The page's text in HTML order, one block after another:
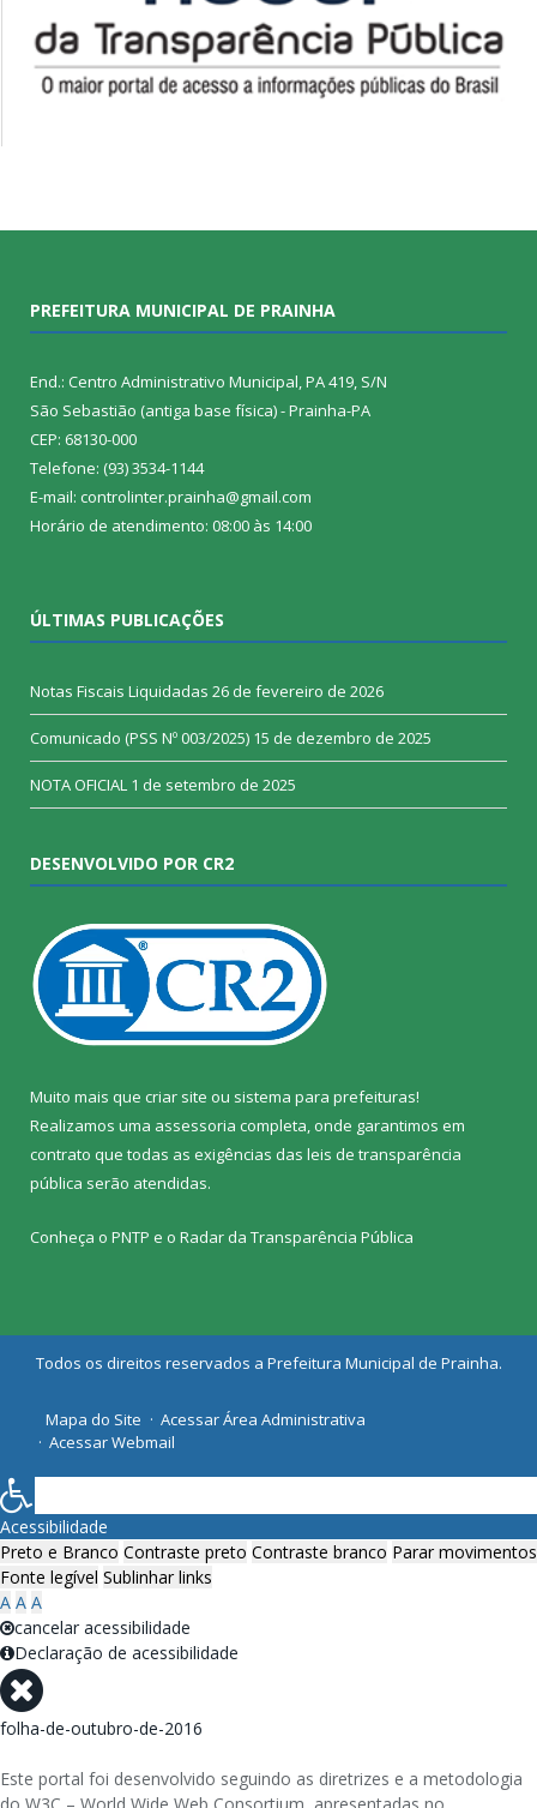
PREFEITURA MUNICIPAL DE PRAINHA
End.: Centro Administrativo Municipal, PA 419, S/N
São Sebastião (antiga base física) - Prainha-PA
CEP: 68130-000
Telefone: (93) 3534-1144
E-mail: controlinter.prainha@gmail.com
Horário de atendimento: 08:00 às 14:00
ÚLTIMAS PUBLICAÇÕES
Notas Fiscais Liquidadas 26 de fevereiro de 2026
Comunicado (PSS Nº 003/2025) 15 de dezembro de 2025
NOTA OFICIAL 1 de setembro de 2025
DESENVOLVIDO POR CR2
Muito mais que criar site ou sistema para prefeituras!
Realizamos uma assessoria completa, onde garantimos em
contrato que todas as exigências das leis de transparência
pública serão atendidas.
Conheça o PNTP e o Radar da Transparência Pública
Todos os direitos reservados a Prefeitura Municipal de Prainha.
Mapa do Site
Acessar Área Administrativa
Acessar Webmail
Acessibilidade
Preto e Branco Contraste preto Contraste branco Parar movimentos
Fonte legível Sublinhar links
A A A
cancelar acessibilidade
Declaração de acessibilidade
folha-de-outubro-de-2016
Este portal foi desenvolvido seguindo as diretrizes e a metodologia